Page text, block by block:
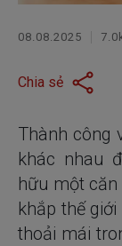
08.08.2025
Chia sẻ
Thành công
khác nhau
hữu một
khắp thế
thoải mái